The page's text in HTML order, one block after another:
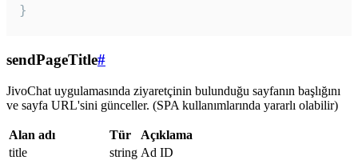
}
sendPageTitle#
JivoChat uygulamasında ziyaretçinin bulunduğu sayfanın başlığını
ve sayfa URL'sini günceller. (SPA kullanımlarında yararlı olabilir)
Alan adı Tür
Açıklama
title
string Ad ID